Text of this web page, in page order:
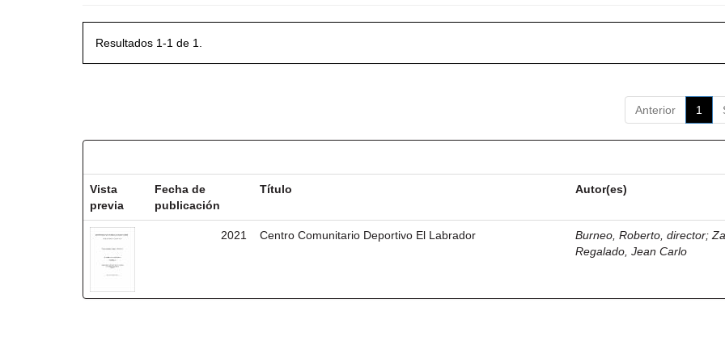
Resultados 1-1 de 1.
Anterior 1
Vista
previa
Fecha de
publicación
Título Autor(es)
2021 Centro Comunitario Deportivo El Labrador Burneo, Roberto, director;
Regalado, Jean Carlo